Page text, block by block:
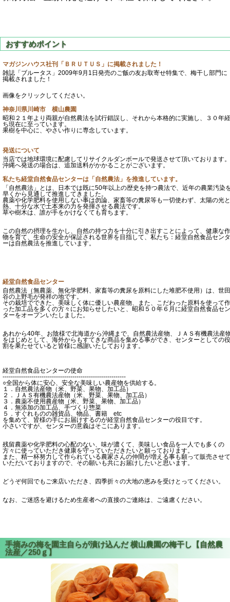
マガジンハウス社刊「ＢＲＵＴＵＳ」に掲載されました！
雑誌「ブルータス」2009年9月1日発売のご飯の友お取寄せ特集で、梅干し部門に
掲載されました！
画像をクリックしてください。
神奈川県川崎市 横山農園
昭和２１年より両親が自然農法を試行錯誤し、それから本格的に実施し、３０年経
ち現在に至っています。
果樹を中心に、やさい作りに専念しています。
発送について
当店では地球環境に配慮してリサイクルダンボールで発送させて頂いております。
沖縄へ発送の場合は、追加送料がかかることがございます。
私たち経堂自然食品センターは「自然農法」を推進しています。
「自然農法」とは、日本では既に50年以上の歴史を持つ農法で、近年の農業汚染
早くから見通して推進してきました。
農薬や化学肥料を使用しない事は勿論、家畜等の糞尿等も一切使わず、太陽の光と
熱、十分な水で土本来の力を発揮させる農法です。
草や樹木は、誰が手をかけなくても育ちます。
この自然の摂理を生かし、自然の持つ力を十分に引き出すことによって、健康な作
物を育て、生命の安全が保証される世界を目指して、私たち：経堂自然食品センタ
ーは自然農法を推進しています。
経堂自然食品センター
自然農法（無農薬、無化学肥料、家畜等の糞尿を原料にした堆肥不使用）は、世田
谷の上野毛が発祥の地です。
その栽培でできた、美味しく体に優しい農産物、また、こだわった原料を使って作
った加工品を多くの方々にお知らせしたいと、昭和５０年６月に経堂自然食品セン
ターをオープンいたしました。
あれから40年、お陰様で北海道から沖縄まで、自然農法産物、ＪＡＳ有機農法産
をはじめとして、海外からもすてきな商品を集める事ができ、センターとしての役
割を果たせていると皆様に感謝いたしております。
経堂自然食品センターの使命
------------------------------------------------------------
○全国から体に安心、安全な美味しい農産物を供給する。
１．自然農法産物（米、野菜、果物、加工品）
２．ＪＡＳ有機農法産物（米、野菜、果物、加工品）
３．農薬不使用農産物（米、野菜、果物、加工品）
４．無添加の加工品、手づくり惣菜
５．すぐれものの雑貨品、物品、書籍 etc
を集めて、皆様の手にお届けするのが経堂自然食品センターの役目です。
小さいですが、センターの意義はそこにあります。
残留農薬や化学肥料の心配のない、味が濃くて、美味しい食品を一人でも多くの
方々に使っていただき健康を守っていただきたいと願っております。
また、精一杯努力して作られている農家さんの仲間が増える事も願って販売させて
いただいておりますので、その願いも共にお届けしたいと思います。
どうぞ何回でもご来店いただき、四季折々の大地の恵みを受けとってください。
なお、ご迷惑を避けるため生産者への直接のご連絡は、ご遠慮ください。